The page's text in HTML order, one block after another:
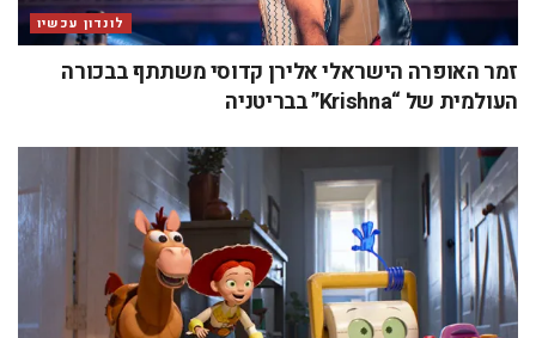
לונדון עכשיו
זמר האופרה הישראלי אלירן קדוסי משתתף בבכורה
העולמית של “Krishna” בבריטניה